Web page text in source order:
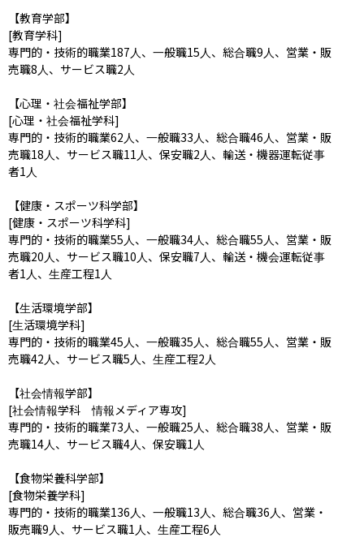
【教育学部】
[教育学科]
専門的・技術的職業187人、一般職15人、総合職9人、営業・販
売職8人、サービス職2人
【心理・社会福祉学部】
[心理・社会福祉学科]
専門的・技術的職業62人、一般職33人、総合職46人、営業・販
売職18人、サービス職11人、保安職2人、輸送・機器運転従事
者1人
【健康・スポーツ科学部】
[健康・スポーツ科学科]
専門的・技術的職業55人、一般職34人、総合職55人、営業・販
売職20人、サービス職10人、保安職7人、輸送・機会運転従事
者1人、生産工程1人
【生活環境学部】
[生活環境学科]
専門的・技術的職業45人、一般職35人、総合職55人、営業・販
売職42人、サービス職5人、生産工程2人
【社会情報学部】
[社会情報学科　情報メディア専攻]
専門的・技術的職業73人、一般職25人、総合職38人、営業・販
売職14人、サービス職4人、保安職1人
【食物栄養科学部】
[食物栄養学科]
専門的・技術的職業136人、一般職13人、総合職36人、営業・
販売職9人、サービス職1人、生産工程6人